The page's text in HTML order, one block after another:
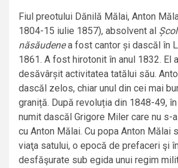
Fiul preotului Dănilă Mălai, Anton
1804-15 iulie 1857), absolvent al
năsăudenea fost cantor și dascăl în
1861. A fost hirotonit în anul 1832. El
desăvârșit activitatea tatălui său.
dascăl zelos, chiar unul din cei mai
graniță. După revoluția din 1848-49,
numit dascăl Grigore Miler care nu s-
cu Anton Mălai. Cu popa Anton Mălai
viaţa satului, o epocă de prefaceri şi
desfăşurate sub egida unui regim